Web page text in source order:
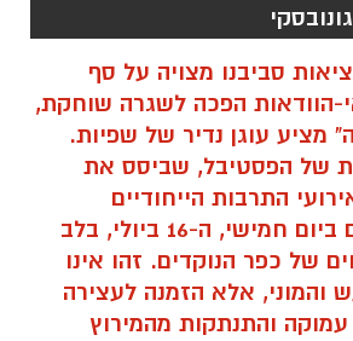
סביבנו מצויה על סף
הוודאות הפכה לשגרה שוחקת,
מציע עוגן נדיר של שפיות.
של הפסטיבל, שביסס את
התרבות הייחודיים
בישראל, תתקיים ביום חמישי, ה-16 ביולי, בלב
של כפר הנוקדים. זהו אינו
והמוני, אלא הזמנה לעצירה
והתנתקות מהמירוץ